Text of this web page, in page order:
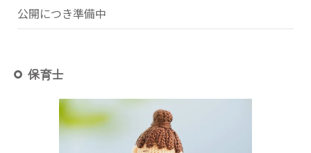
公開につき準備中
保育士